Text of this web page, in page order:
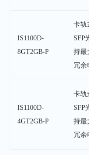
IS1100D-
8GT2GB-P
卡轨
SFP
持最
冗余
IS1100D-
4GT2GB-P
卡轨
SFP
持最
冗余